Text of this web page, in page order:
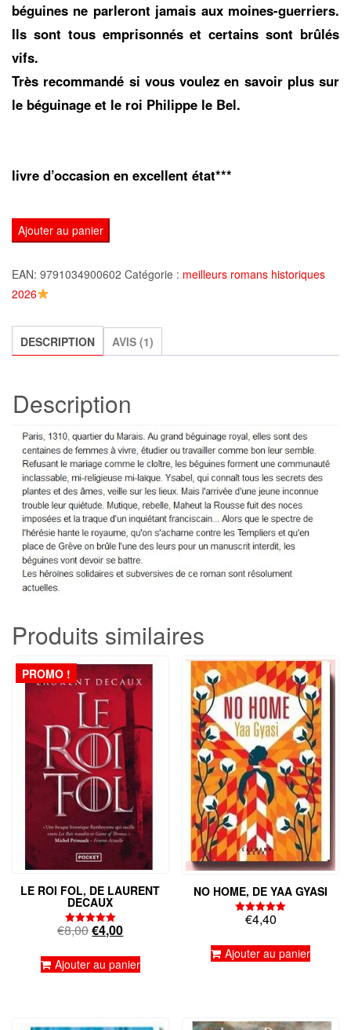
béguines ne parleront jamais aux moines-guerriers.
Ils sont tous emprisonnés et certains sont brûlés
vifs.
Très recommandé si vous voulez en savoir plus sur
le béguinage et le roi Philippe le Bel.
livre d’occasion en excellent état***
quantité
de
La
béguines,
d'Aline
Ajouter au panier
EAN: 9791034900602 Catégorie : meilleurs romans historiques
2026
DESCRIPTION AVIS (1)
Description
Produits similaires
PROMO !
LE ROI FOL, DE LAURENT
DECAUX
Note
€8,00Le
initial
€4,00Le
actuel
Ajouter au panier
NO HOME, DE YAA GYASI
Note
€4,40
Ajouter au panier